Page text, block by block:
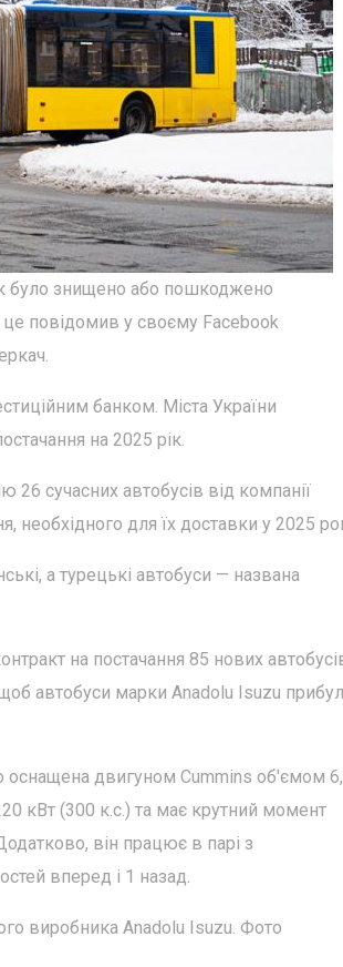
було знищено або пошкоджено
повідомив у своєму Facebook
банком. Міста України
на 2025 рік.
26 сучасних автобусів від компанії
для їх доставки у 2025
а турецькі автобуси — названа
на постачання 85 нових
автобуси марки Anadolu Isuzu
двигуном Cummins об'ємом
кВт (300 к.с.) та має крутний момент
він працює в парі з
вперед і 1 назад.
виробника Anadolu Isuzu. Фото